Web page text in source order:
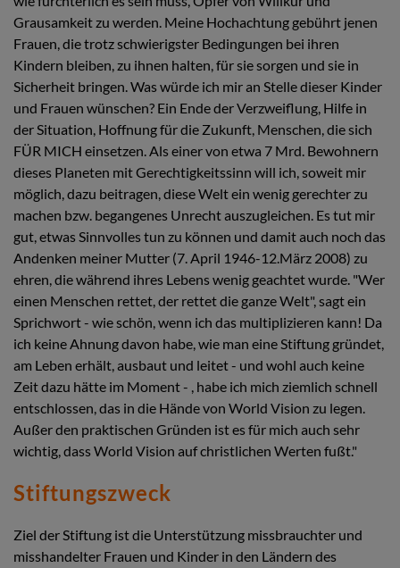
Grausamkeit zu werden. Meine Hochachtung gebührt jenen
Frauen, die trotz schwierigster Bedingungen bei ihren
Kindern bleiben, zu ihnen halten, für sie sorgen und sie in
Sicherheit bringen. Was würde ich mir an Stelle dieser Kinder
und Frauen wünschen? Ein Ende der Verzweiflung, Hilfe in
der Situation, Hoffnung für die Zukunft, Menschen, die sich
FÜR MICH einsetzen. Als einer von etwa 7 Mrd. Bewohnern
dieses Planeten mit Gerechtigkeitssinn will ich, soweit mir
möglich, dazu beitragen, diese Welt ein wenig gerechter zu
machen bzw. begangenes Unrecht auszugleichen. Es tut mir
gut, etwas Sinnvolles tun zu können und damit auch noch das
Andenken meiner Mutter (7. April 1946-12.März 2008) zu
ehren, die während ihres Lebens wenig geachtet wurde. "Wer
einen Menschen rettet, der rettet die ganze Welt", sagt ein
Sprichwort - wie schön, wenn ich das multiplizieren kann! Da
ich keine Ahnung davon habe, wie man eine Stiftung gründet,
am Leben erhält, ausbaut und leitet - und wohl auch keine
Zeit dazu hätte im Moment - , habe ich mich ziemlich schnell
entschlossen, das in die Hände von World Vision zu legen.
Außer den praktischen Gründen ist es für mich auch sehr
wichtig, dass World Vision auf christlichen Werten fußt."
Stiftungszweck
Ziel der Stiftung ist die Unterstützung missbrauchter und
misshandelter Frauen und Kinder in den Ländern des